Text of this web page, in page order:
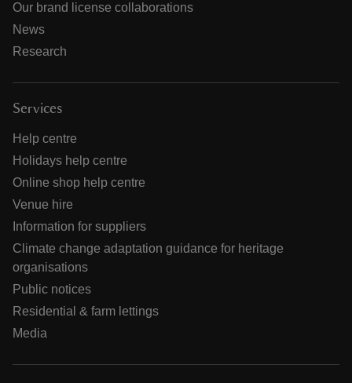
Our brand license collaborations
News
Research
Services
Help centre
Holidays help centre
Online shop help centre
Venue hire
Information for suppliers
Climate change adaptation guidance for heritage
organisations
Public notices
Residential & farm lettings
Media